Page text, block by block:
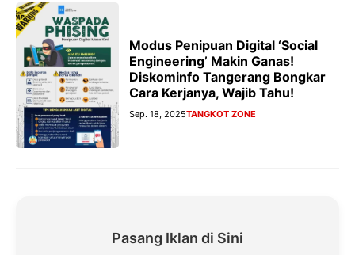
Modus Penipuan Digital ‘Social
Engineering’ Makin Ganas!
Diskominfo Tangerang Bongkar
Cara Kerjanya, Wajib Tahu!
Sep. 18, 2025TANGKOT ZONE
Pasang Iklan di Sini